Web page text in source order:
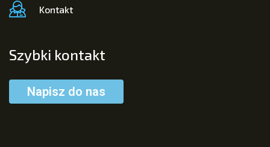
Kontakt
Szybki kontakt
Napisz do nas